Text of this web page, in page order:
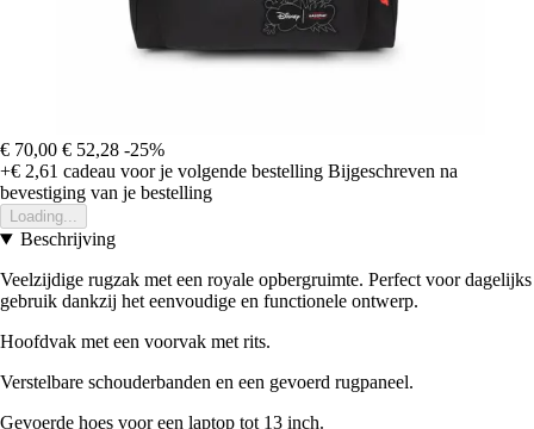
€ 70,00 € 52,28 -25%
+€ 2,61 cadeau voor je volgende bestelling Bijgeschreven na
bevestiging van je bestelling
Loading...
Beschrijving
Veelzijdige rugzak met een royale opbergruimte. Perfect voor dagelijks
gebruik dankzij het eenvoudige en functionele ontwerp.
Hoofdvak met een voorvak met rits.
Verstelbare schouderbanden en een gevoerd rugpaneel.
Gevoerde hoes voor een laptop tot 13 inch.